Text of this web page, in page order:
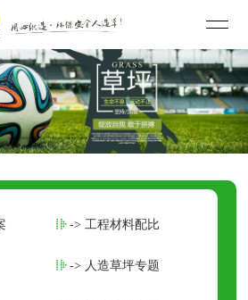
-> 工程材料配比
-> 人造草坪专题